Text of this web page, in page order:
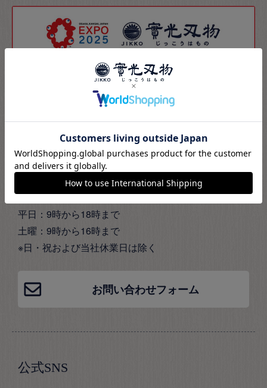
お電話でのお問い合わせ
072-229-2244
お問い合わせの際は、ホームページを見たとお伝えく
ださい。
お電話受付時間
平日：9時から18時まで
土曜：9時から16時まで
※日・祝および当社休業日は除く
お問い合わせフォーム
公式SNS